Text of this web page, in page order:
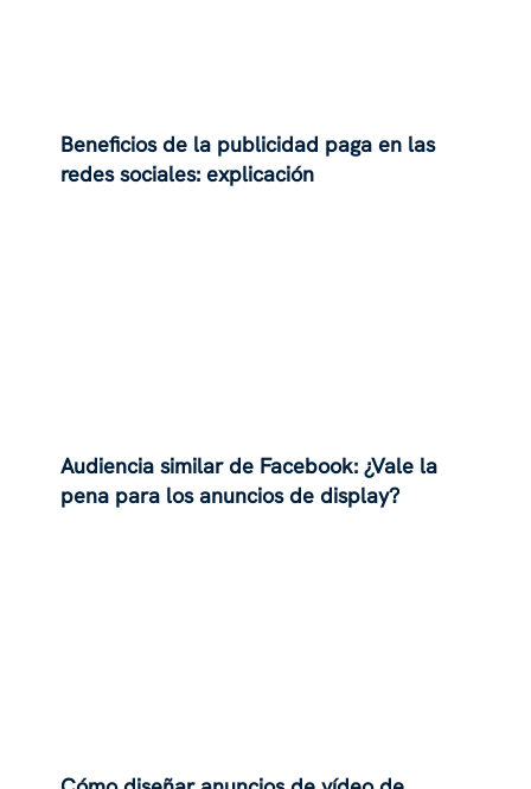
Beneficios de la publicidad paga en las
redes sociales: explicación
Audiencia similar de Facebook: ¿Vale la
pena para los anuncios de display?